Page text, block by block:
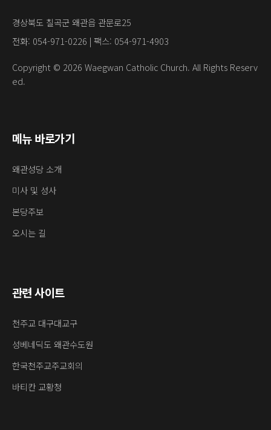
경상북도 칠곡군 왜관읍 관문로25
전화: 054-971-0226 | 팩스: 054-971-4903
Copyright © 2026 Waegwan Catholic Church. All Rights Reserv
ed.
메뉴 바로가기
왜관성당 소개
미사 및 성사
본당주보
오시는 길
관련 사이트
천주교 대구대교구
성베네딕도 왜관수도원
한국천주교주교회의
바티칸 교황청